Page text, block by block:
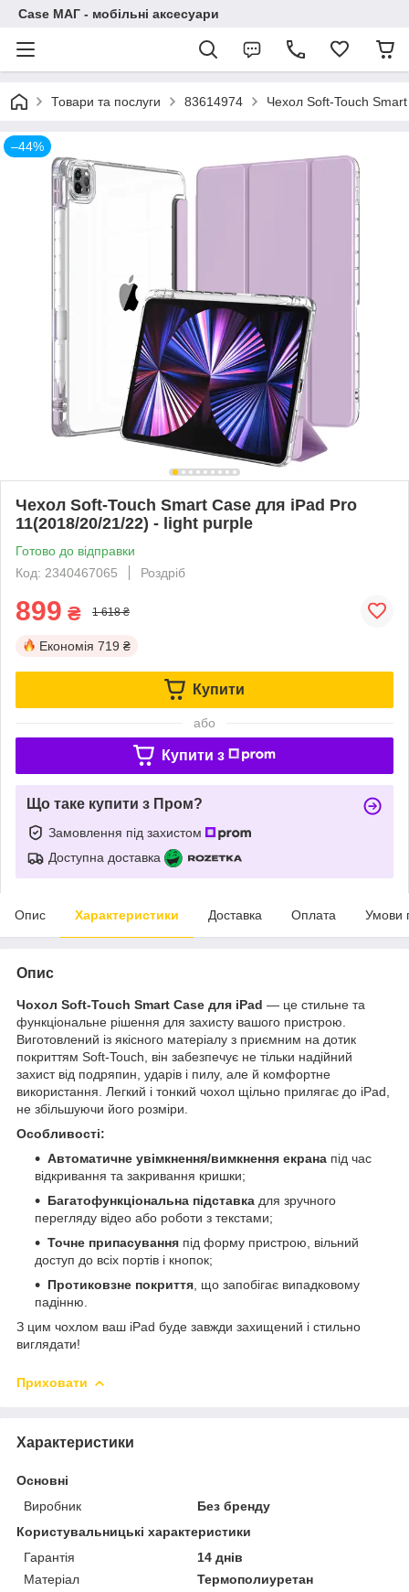
Case МАГ - мобільні аксесуари
Товари та послуги 83614974 Чехол Soft-Touch
–44%
Чехол Soft-Touch Smart Case для iPad Pro
11(2018/20/21/22) - light purple
Готово до відправки
Код: 2340467065
Роздріб
899 ₴ 1 618 ₴
Економія 719 ₴
Купити
або
Купити з
Що таке купити з Пром?
Замовлення під захистом
Доступна доставка
Опис Характеристики Доставка Оплата Умови
Опис
Чохол Soft-Touch Smart Case для iPad — це стильне та
функціональне рішення для захисту вашого пристрою.
Виготовлений із якісного матеріалу з приємним на дотик
покриттям Soft-Touch, він забезпечує не тільки надійний
захист від подряпин, ударів і пилу, але й комфортне
використання. Легкий і тонкий чохол щільно прилягає до iPad,
не збільшуючи його розміри.
Особливості:
Автоматичне увімкнення/вимкнення екрана під час
відкривання та закривання кришки;
Багатофункціональна підставка для зручного
перегляду відео або роботи з текстами;
Точне припасування під форму пристрою, вільний
доступ до всіх портів і кнопок;
Протиковзне покриття , що запобігає випадковому
падінню.
З цим чохлом ваш iPad буде завжди захищений і стильно
виглядати!
Приховати
Характеристики
Основні
Виробник
Без бренду
Користувальницькі характеристики
Гарантія
14 днів
Матеріал
Термополиуретан